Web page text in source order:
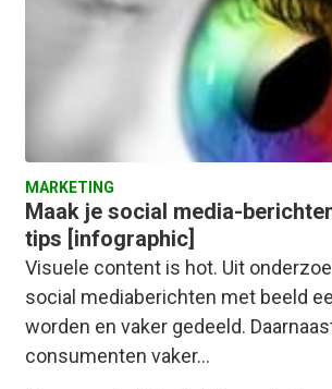
MARKETING
Maak je social media-
tips [infographic]
Visuele content is hot. Uit
social mediaberichten met beeld
worden en vaker gedeeld.
consumenten vaker…